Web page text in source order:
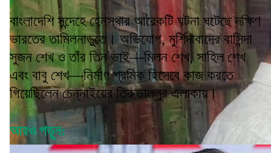
বাংলাদেশি সন্দেহে হেনস্থার আরেকটি ঘটনা ঘটেছে দক্ষিণ
ভারতের তামিলনাড়ুতে। অভিযোগ, মুর্শিদাবাদের বাসিন্দা
সুজন শেখ ও তাঁর তিন ভাই—মিলন শেখ, সাহিল শেখ
এবং বাবু শেখ—নির্মাণ শ্রমিক হিসেবে কাজ করতে
গিয়েছিলেন চেন্নাইয়ের তিরুভাল্লুর এলাকায়।
আরও পড়ুন: